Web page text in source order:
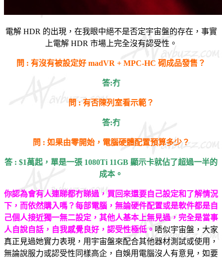
電解 HDR 的出現，在我眼中絕不是否定宇宙盤的存在，事實
上電解 HDR 市場上完全沒有認受性。
問 : 有沒有被設定好 madVR + MPC-HC 砌成品發售？
答:冇
問 : 有否陳列室看示範？
答:冇
問 : 如果由零開始，電腦硬體配置預算多少？
答 : $1萬起，單是一張 1080Ti 11GB 顯示卡就佔了超過一半的
成本。
你認為會有人連睇都冇睇過，買回來還要自己設定和了解情況
下，而依然購入嗎？每部電腦，無論硬件配置或是軟件都是自
己個人接近獨一無二設定，其他人基本上無見過，完全是當事
人自說自話，自我感覺良好，認受性極低。 唔似宇宙盤，大家
真正見過她實力表現，用宇宙盤來配合其他器材測試或使用，
無論說服力或認受性同樣高企，自娛用電腦沒人有意見，如要